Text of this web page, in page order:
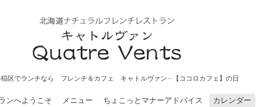
稲区でランチなら フレンチ＆カフェ キャトルヴァン - 【ココロカフェ】の日
ンへようこそ メニュー ちょこっとマナーアドバイス カレンダー